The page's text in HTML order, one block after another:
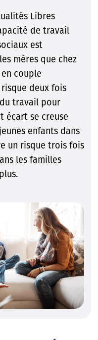
Libres
de travail
est
mères que chez
couple
deux fois
travail pour
écart se creuse
enfants dans
un risque trois fois
les familles